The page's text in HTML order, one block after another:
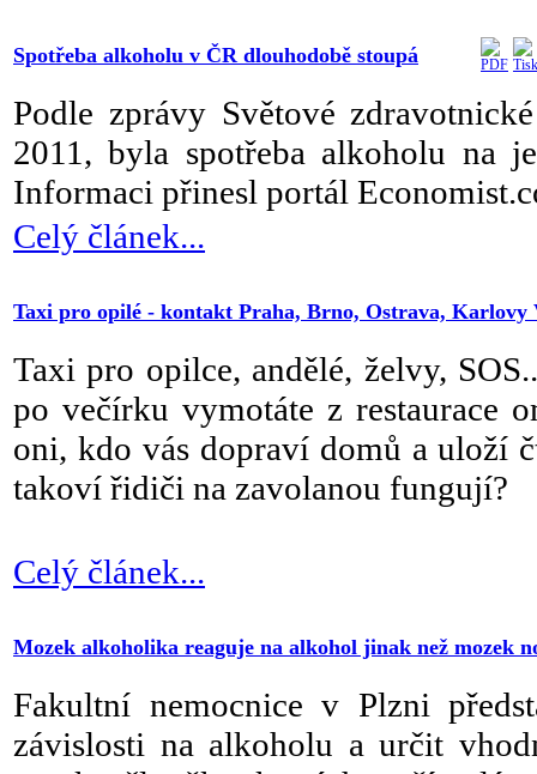
Spotřeba alkoholu v ČR dlouhodobě stoupá
Podle zprávy Světové
2011, byla spotřeba alkoholu na
Informaci přinesl portál
Celý článek...
Taxi pro opilé - kontakt Praha, Brno, Ostrava, Karlovy
Taxi pro opilce, andělé, želvy,
po večírku vymotáte z restaurace
oni, kdo vás dopraví domů a uloží
takoví řidiči na zavolanou fungují?
Celý článek...
Mozek alkoholika reaguje na alkohol jinak než mozek
Fakultní nemocnice v Plzni
závislosti na alkoholu a určit